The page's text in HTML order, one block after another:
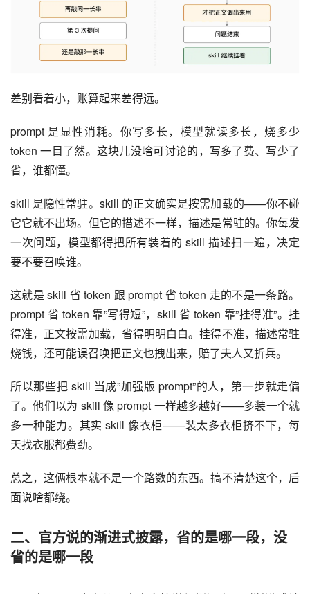
差别看着小，账算起来差得远。
prompt 是显性消耗。你写多长，模型就读多长，烧多少
token 一目了然。这块儿没啥可讨论的，写多了费、写少了
省，谁都懂。
skill 是隐性常驻。skill 的正文确实是按需加载的——你不碰
它它就不出场。但它的描述不一样，描述是常驻的。你每发
一次问题，模型都得把所有装着的 skill 描述扫一遍，决定
要不要召唤谁。
这就是 skill 省 token 跟 prompt 省 token 走的不是一条路。
prompt 省 token 靠”写得短”，skill 省 token 靠”挂得准”。挂
得准，正文按需加载，省得明明白白。挂得不准，描述常驻
烧钱，还可能误召唤把正文也拽出来，赔了夫人又折兵。
所以那些把 skill 当成”加强版 prompt”的人，第一步就走偏
了。他们以为 skill 像 prompt 一样越多越好——多装一个就
多一种能力。其实 skill 像衣柜——装太多衣柜挤不下，每
天找衣服都费劲。
总之，这俩根本就不是一个路数的东西。搞不清楚这个，后
面说啥都绕。
二、官方说的渐进式披露，省的是哪一段，没
省的是哪一段